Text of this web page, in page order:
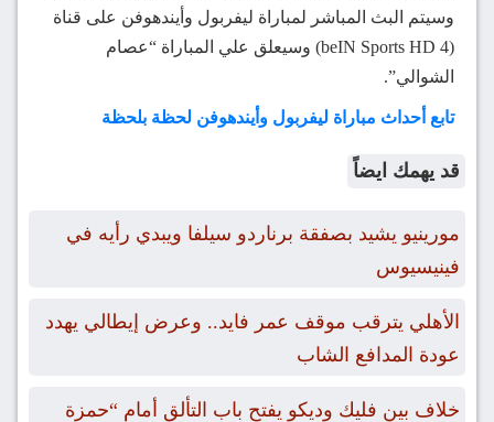
وسيتم البث المباشر لمباراة ليفربول وأيندهوفن على قناة
(beIN Sports HD 4) وسيعلق علي المباراة “عصام
الشوالي”.
تابع أحداث مباراة ليفربول وأيندهوفن لحظة بلحظة
قد يهمك ايضاً
مورينيو يشيد بصفقة برناردو سيلفا ويبدي رأيه في
فينيسيوس
الأهلي يترقب موقف عمر فايد.. وعرض إيطالي يهدد
عودة المدافع الشاب
خلاف بين فليك وديكو يفتح باب التألق أمام “حمزة